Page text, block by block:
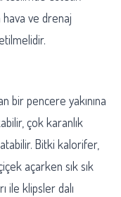
hava ve drenaj
bir pencere yakınına
çok karanlık
Bitki kalorifer,
açarken sık sık
ile klipsler dalı